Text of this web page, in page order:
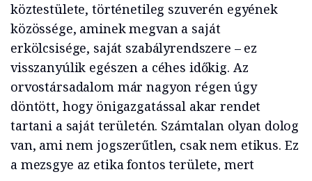
köztestülete, történetileg szuverén egyének
közössége, aminek megvan a saját
erkölcsisége, saját szabályrendszere – ez
visszanyúlik egészen a céhes időkig. Az
orvostársadalom már nagyon régen úgy
döntött, hogy önigazgatással akar rendet
tartani a saját területén. Számtalan olyan dolog
van, ami nem jogszerűtlen, csak nem etikus. Ez
a mezsgye az etika fontos területe, mert